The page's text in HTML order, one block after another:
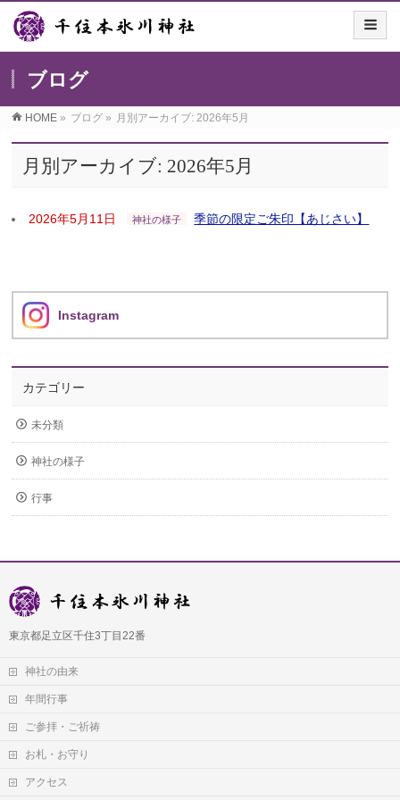
ブログ
HOME » ブログ » 月別アーカイブ: 2026年5月
月別アーカイブ: 2026年5月
2026年5月11日 神社の様子 季節の限定ご朱印【あじさい】
Instagram
カテゴリー
未分類
神社の様子
行事
東京都足立区千住3丁目22番
神社の由来
年間行事
ご参拝・ご祈祷
お札・お守り
アクセス